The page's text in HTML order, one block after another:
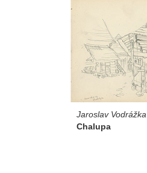
Jaroslav Vodrážka
Chalupa